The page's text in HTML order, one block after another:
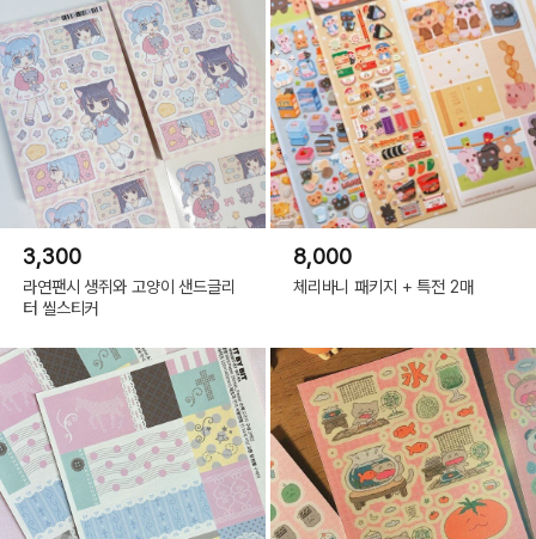
3,300
라연팬시 생쥐와 고양이 샌드글리
터 씰스티커
8,000
체리바니 패키지 + 특전 2매